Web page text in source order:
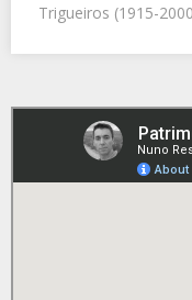
Trigueiros (1915-